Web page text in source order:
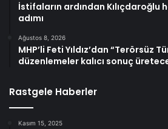
İstifaların ardından
adımı
Ağustos 8, 2026
MHP’li Feti Yıldız’dan “Terörsüz
düzenlemeler kalıcı sonuç
Rastgele Haberler
Kasım 15, 2025